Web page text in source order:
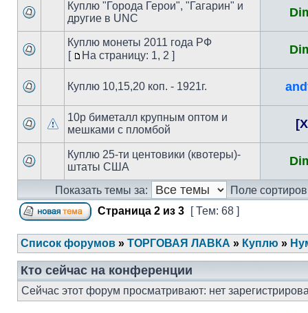
Куплю "Города Герои", "Гагарин" и
другие в UNC
Куплю монеты 2011 года РФ
[
На страницу: 1, 2 ]
Куплю 10,15,20 коп. - 1921г.
10р биметалл крупным оптом и
мешками с пломбой
Куплю 25-ти центовики (квотеры)-
штаты США
Показать темы за:
Поле
Страница 2 из 3 [ Тем: 68 ]
Список форумов » ТОРГОВАЯ ЛАВКА » Куплю »
Кто сейчас на конференции
Сейчас этот форум просматривают: нет